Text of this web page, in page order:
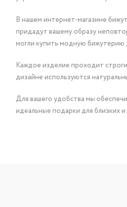
В нашем интернет-магазине
придадут вашему образу
могли купить модную
Каждое изделие проходит
дизайне используются
Для вашего удобства мы
идеальные подарки для близких